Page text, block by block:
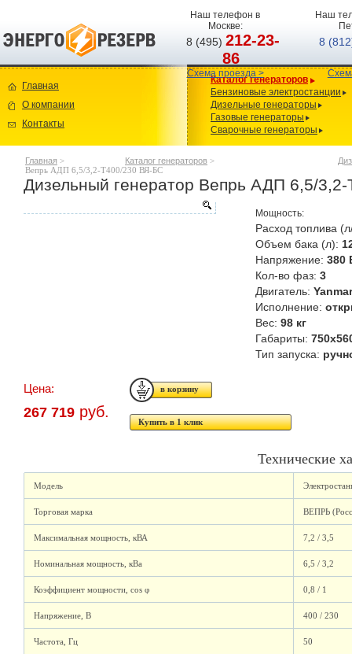
Наш телефон в
Москве:
8 (495)212-23-
86
Схема проезда >
Наш
8
Главная
О компании
Контакты
Каталог генераторов
Бензиновые электростанции
Дизельные генераторы
Газовые генераторы
Сварочные генераторы
Главная > Каталог генераторов >
Вепрь АДП 6,5/3,2-T400/230 ВЯ-БС
Дизельный генератор Вепрь АДП 6,5/
Мощность:
Расход топлива
Объем бака (л):
Напряжение: 380
Кол-во фаз: 3
Двигатель:
Исполнение:
Вес: 98 кг
Габариты:
Тип запуска:
Цена:
267 719 руб.
Купить в 1 клик
Технические
Модель
Торговая марка ВЕПРЬ
Максимальная мощность, кВА 7,2 / 3,5
Номинальная мощность, кВа 6,5 / 3,2
Коэффициент мощности, cos φ 0,8 / 1
Напряжение, В 400 / 230
Частота, Гц 50